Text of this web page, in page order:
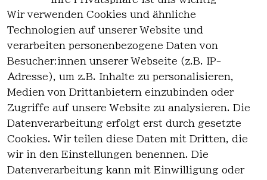
Wir haben keine Artikel mehr in
dieser Kategorie.
Haben Sie nicht gefunden, was Sie
Artikel durchsuchen
Wir verwenden Cookies und ähnliche
Technologien auf unserer Website und
verarbeiten personenbezogene Daten von
Besucher:innen unserer Webseite (z.B. IP-
Adresse), um z.B. Inhalte zu personalisieren,
Medien von Drittanbietern einzubinden oder
Zugriffe auf unsere Website zu analysieren. Die
Datenverarbeitung erfolgt erst durch gesetzte
Cookies. Wir teilen diese Daten mit Dritten, die
wir in den Einstellungen benennen. Die
Datenverarbeitung kann mit Einwilligung oder
es
Kontakt